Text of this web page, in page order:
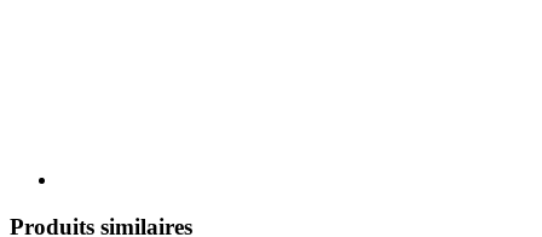
Produits similaires